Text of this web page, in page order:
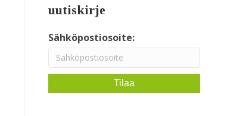
uutiskirje
Sähköpostiosoite: